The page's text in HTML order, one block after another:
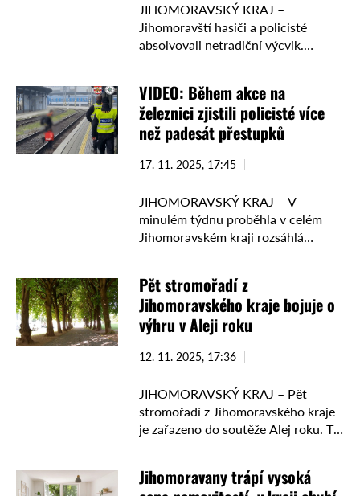
JIHOMORAVSKÝ KRAJ –
Jihomoravští hasiči a policisté
absolvovali netradiční výcvik.
podmínkách požáru pomocí
prostřelení jejich pláště. Odborná
příprava se skládala z teoretické …
VIDEO: Během akce na
železnici zjistili policisté více
než padesát přestupků
17. 11. 2025, 17:45
JIHOMORAVSKÝ KRAJ – V
minulém týdnu proběhla v celém
Jihomoravském kraji rozsáhlá
soustředily především na přecházení
přes koleje mimo vyznačená
místa. …
Pět stromořadí z
Jihomoravského kraje bojuje o
výhru v Aleji roku
12. 11. 2025, 17:36
JIHOMORAVSKÝ KRAJ – Pět
stromořadí z Jihomoravského kraje
je zařazeno do soutěže Alej roku. Ta
kterým hrozí zánik a představuje
Jihomoravany trápí vysoká